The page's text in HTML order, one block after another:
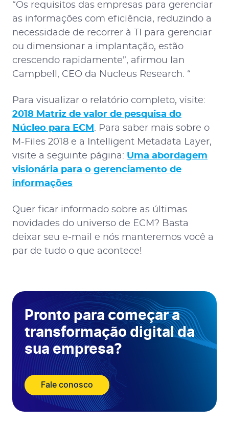
“Os requisitos das empresas para gerenciar
as informações com eficiência, reduzindo a
necessidade de recorrer à TI para gerenciar
ou dimensionar a implantação, estão
crescendo rapidamente”, afirmou Ian
Campbell, CEO da Nucleus Research. “
Para visualizar o relatório completo, visite:
2018 Matriz de valor de pesquisa do
Núcleo para ECM . Para saber mais sobre o
M-Files 2018 e a Intelligent Metadata Layer,
visite a seguinte página: Uma abordagem
visionária para o gerenciamento de
informações
Quer ficar informado sobre as últimas
novidades do universo de ECM? Basta
deixar seu e-mail e nós manteremos você a
par de tudo o que acontece!
Pronto para começar a
transformação digital da
sua empresa?
Fale conosco